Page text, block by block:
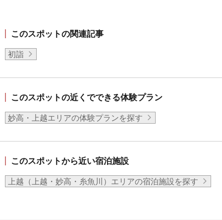
このスポットの関連記事
初詣
このスポットの近くでできる体験プラン
妙高・上越エリアの体験プランを探す
このスポットから近い宿泊施設
上越（上越・妙高・糸魚川）エリアの宿泊施設を探す